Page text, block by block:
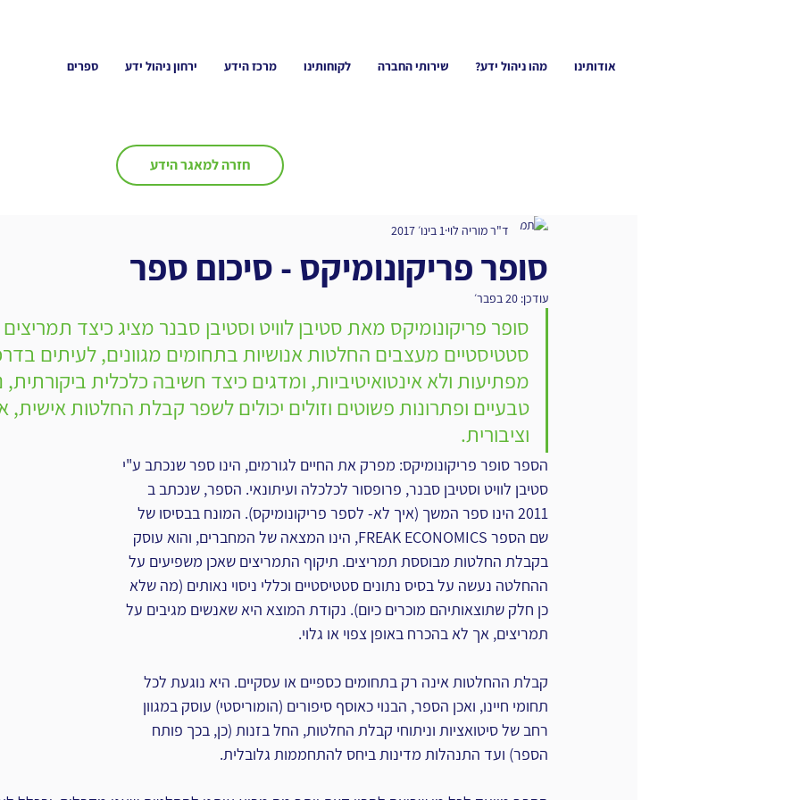
אודותינו מהו ניהול ידע? שירותי החברה לקוחותינו מרכז הידע ירחון ניהול ידע ספרים
חזרה למאגר הידע
סופר פריקונומיקס - סיכום ספר
ד"ר מוריה לוי 1 בינו׳ 2017
עודכן: 20 בפבר׳
סופר פריקונומיקס מאת סטיבן לוויט וסטיבן סבנר מציג כיצד תמריצים
סטטיסטיים מעצבים החלטות אנושיות בתחומים מגוונים, לעיתים
מפתיעות ולא אינטואיטיביות, ומדגים כיצד חשיבה כלכלית ביקורתית,
טבעיים ופתרונות פשוטים וזולים יכולים לשפר קבלת החלטות אישית,
וציבורית.
הספר סופר פריקונומיקס: מפרק את החיים לגורמים, הינו ספר שנכתב ע"י
סטיבן לוויט וסטיבן סבנר, פרופסור לכלכלה ועיתונאי. הספר, שנכתב ב
2011 הינו ספר המשך (איך לא- לספר פריקונומיקס). המונח בבסיסו של
שם הספר FREAK ECONOMICS, הינו המצאה של המחברים, והוא עוסק
בקבלת החלטות מבוססת תמריצים. תיקוף התמריצים שאכן משפיעים על
ההחלטה נעשה על בסיס נתונים סטטיסטיים וכללי ניסוי נאותים (מה שלא
כן חלק שתוצאותיהם מוכרים כיום). נקודת המוצא היא שאנשים מגיבים על
תמריצים, אך לא בהכרח באופן צפוי או גלוי.
קבלת ההחלטות אינה רק בתחומים כספיים או עסקיים. היא נוגעת לכל
תחומי חיינו, ואכן הספר, הבנוי כאוסף סיפורים (הומוריסטי) עוסק במגוון
רחב של סיטואציות וניתוחי קבלת החלטות, החל בזנות (כן, בכך פותח
הספר) ועד התנהלות מדינות ביחס להתחממות גלובלית.